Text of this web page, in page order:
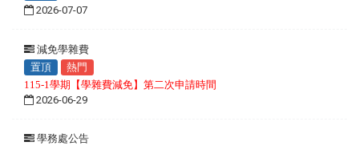
2026-07-07
減免學雜費
置頂
熱門
115-1學期【學雜費減免】第二次申請時間
2026-06-29
學務處公告